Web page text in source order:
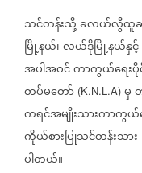
သင်တန်းသို့ခလယ်လွီထူခ
မြို့နယ်၊လယ်ဒိုမြို့နယ်နှင့်
အပါအဝင်ကာကွယ်ရေးပို
တပ်မတော် (K.N.L.A) မှ
ကရင်အမျိုးသားကာကွယ်
ကိုယ်စားပြုသင်တန်းသား
ပါတယ်။